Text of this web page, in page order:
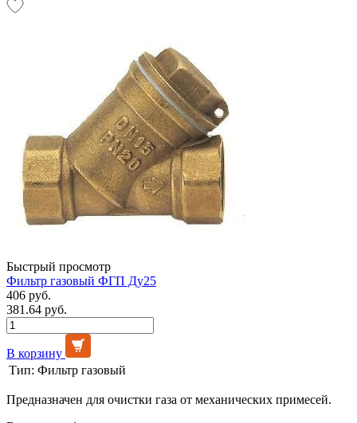
Быстрый просмотр
Фильтр газовый ФГП Ду25
406 руб.
381.64 руб.
В корзину
Тип: Фильтр газовый
Предназначен для очистки газа от механических примесей.